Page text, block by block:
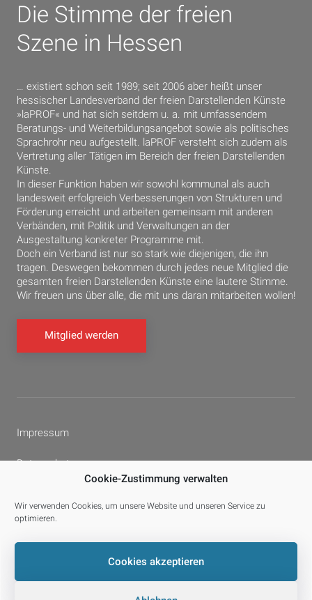
Cookie-Zustimmung verwalten
Wir verwenden Cookies, um unsere Website und unseren Service zu
optimieren.
Cookies akzeptieren
Die Stimme der freien
Szene in Hessen
… existiert schon seit 1989; seit 2006 aber heißt unser
hessischer Landesverband der freien Darstellenden Künste
»laPROF« und hat sich seitdem u. a. mit umfassendem
Beratungs- und Weiterbildungsangebot sowie als politisches
Sprachrohr neu aufgestellt. laPROF versteht sich zudem als
Vertretung aller Tätigen im Bereich der freien Darstellenden
Künste.
In dieser Funktion haben wir sowohl kommunal als auch
landesweit erfolgreich Verbesserungen von Strukturen und
Förderung erreicht und arbeiten gemeinsam mit anderen
Verbänden, mit Politik und Verwaltungen an der
Ausgestaltung konkreter Programme mit.
Doch ein Verband ist nur so stark wie diejenigen, die ihn
tragen. Deswegen bekommen durch jedes neue Mitglied die
gesamten freien Darstellenden Künste eine lautere Stimme.
Wir freuen uns über alle, die mit uns daran mitarbeiten wollen!
Mitglied werden
Impressum
Datenschutz